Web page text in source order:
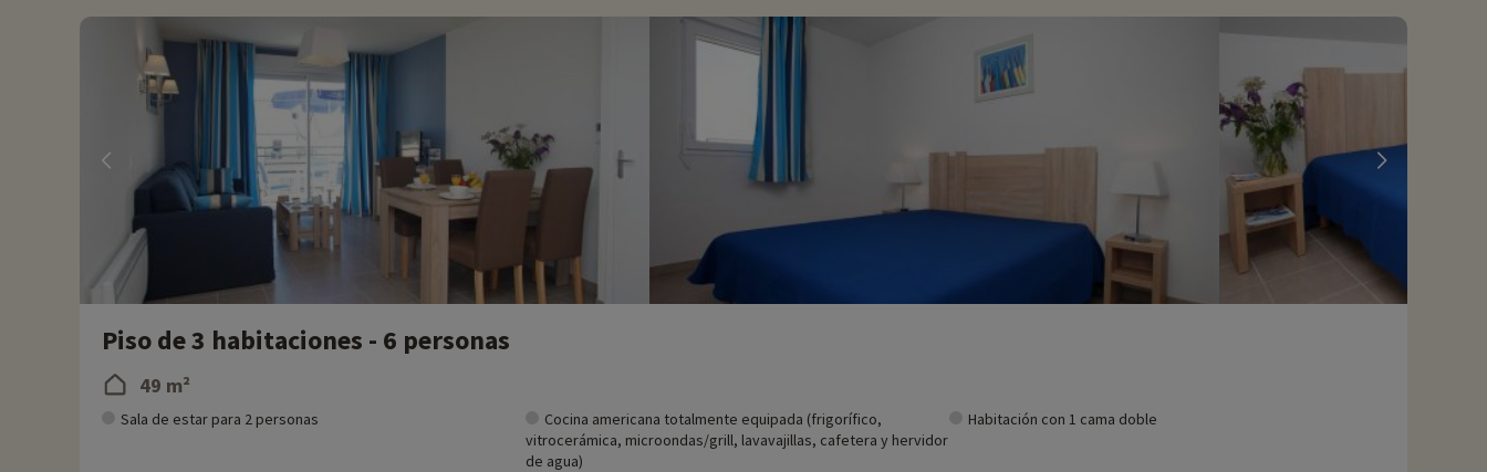
Piso de 3 habitaciones - 6 personas
49 m²
Sala de estar para 2 personas
Cocina americana totalmente equipada (frigorífico,
vitrocerámica, microondas/grill, lavavajillas, cafetera y hervidor
de agua)
Habitación con 1 cama doble